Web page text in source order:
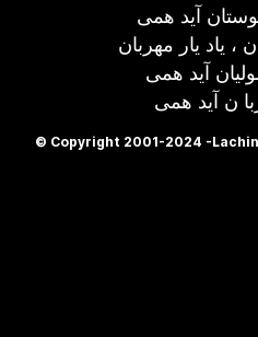
آید همی
، یاد یار مهربان
آید همی
ن آید همی
© Copyright 2001-2024 -